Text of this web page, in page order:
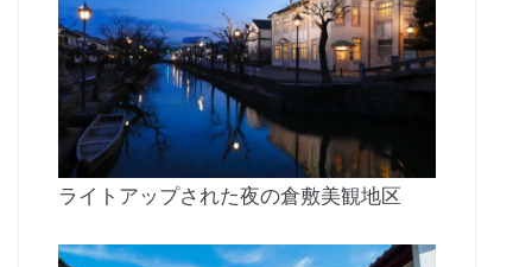
ライトアップされた夜の倉敷美観地区